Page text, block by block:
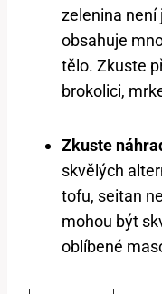
zelenina není
obsahuje
tělo. Zkuste
brokolici,
Zkuste
skvělých
tofu, seitan
mohou být
oblíbené